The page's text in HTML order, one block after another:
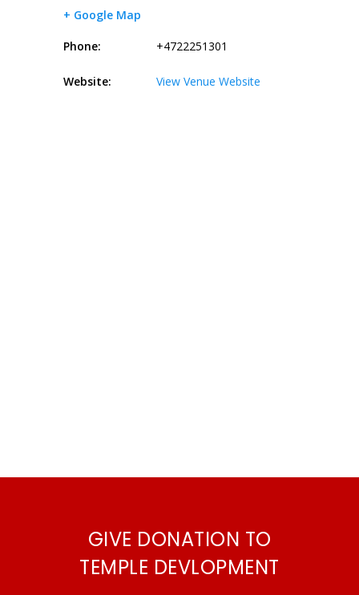
+ Google Map
Phone: +4722251301
Website: View Venue Website
GIVE DONATION TO
TEMPLE DEVLOPMENT